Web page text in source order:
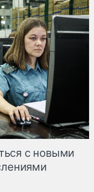
с новыми